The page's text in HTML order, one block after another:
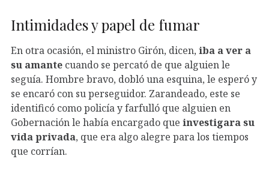
Intimidades y papel de fumar
En otra ocasión, el ministro Girón, dicen, iba a ver a
su amante cuando se percató de que alguien le
seguía. Hombre bravo, dobló una esquina, le esperó y
se encaró con su perseguidor. Zarandeado, este se
identificó como policía y farfulló que alguien en
Gobernación le había encargado que investigara su
vida privada, que era algo alegre para los tiempos
que corrían.